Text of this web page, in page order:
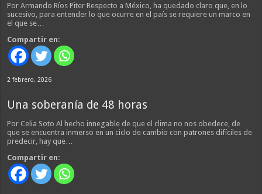
Por Armando Ríos Piter Respecto a México, ha quedado claro que, en lo
sucesivo, para entender lo que ocurre en el país se requiere un marco en
el que se…
Compartir en:
2 febrero, 2026
Una soberanía de 48 horas
Por Celia Soto Al hecho innegable de que el clima no nos obedece, de
que se encuentra inmerso en un ciclo de cambio con patrones difíciles de
predecir, hay que…
Compartir en: